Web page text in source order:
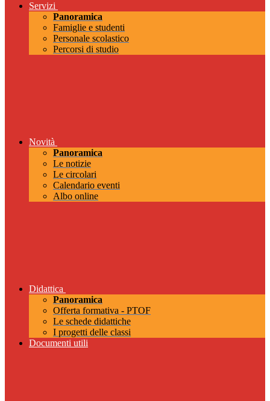
Servizi
Panoramica
Famiglie e studenti
Personale scolastico
Percorsi di studio
Novità
Panoramica
Le notizie
Le circolari
Calendario eventi
Albo online
Didattica
Panoramica
Offerta formativa - PTOF
Le schede didattiche
I progetti delle classi
Documenti utili